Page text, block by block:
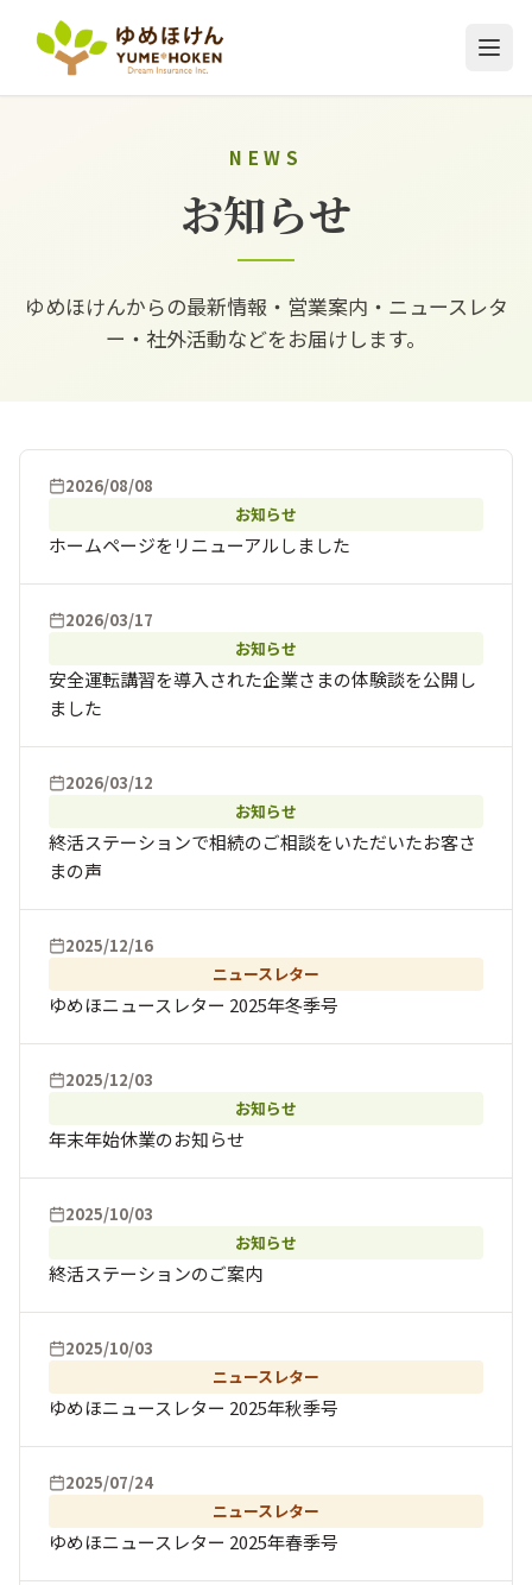
NEWS
お知らせ
ゆめほけんからの最新情報・営業案内・ニュースレタ
ー・社外活動などをお届けします。
2026/08/08
お知らせ
ホームページをリニューアルしました
2026/03/17
お知らせ
安全運転講習を導入された企業さまの体験談を公開し
ました
2026/03/12
お知らせ
終活ステーションで相続のご相談をいただいたお客さ
まの声
2025/12/16
ニュースレター
ゆめほニュースレター 2025年冬季号
2025/12/03
お知らせ
年末年始休業のお知らせ
2025/10/03
お知らせ
終活ステーションのご案内
2025/10/03
ニュースレター
ゆめほニュースレター 2025年秋季号
2025/07/24
ニュースレター
ゆめほニュースレター 2025年春季号